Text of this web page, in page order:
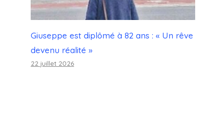
Giuseppe est diplômé à 82 ans : « Un rêve
devenu réalité »
22 juillet 2026